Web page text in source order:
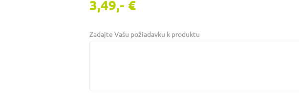
3,49,- €
Zadajte Vašu požiadavku k produktu